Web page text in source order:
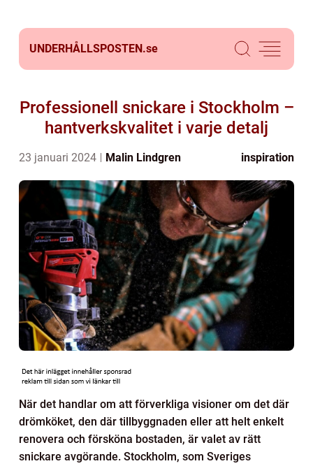
UNDERHÅLLSPOSTEN.se
Professionell snickare i Stockholm –
hantverkskvalitet i varje detalj
23 januari 2024 Malin Lindgren inspiration
När det handlar om att förverkliga visioner om det där
drömköket, den där tillbyggnaden eller att helt enkelt
renovera och försköna bostaden, är valet av rätt
snickare avgörande. Stockholm, som Sveriges